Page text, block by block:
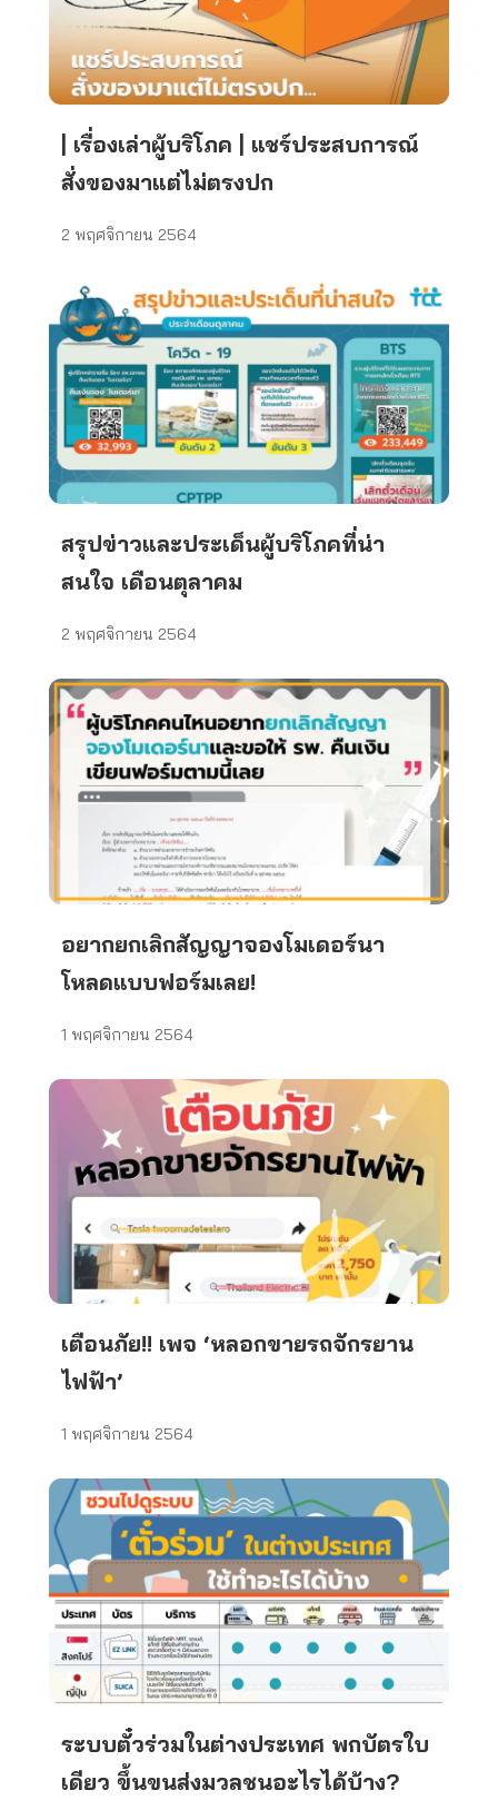
| เรื่องเล่าผู้บริโภค | แชร์ประสบการณ์
สั่งของมาแต่ไม่ตรงปก
2 พฤศจิกายน 2564
สรุปข่าวและประเด็นผู้บริโภคที่น่า
สนใจ เดือนตุลาคม
2 พฤศจิกายน 2564
อยากยกเลิกสัญญาจองโมเดอร์นา
โหลดแบบฟอร์มเลย!
1 พฤศจิกายน 2564
เตือนภัย!! เพจ ‘หลอกขายรถจักรยาน
ไฟฟ้า’
1 พฤศจิกายน 2564
ระบบตั๋วร่วมในต่างประเทศ พกบัตรใบ
เดียว ขึ้นขนส่งมวลชนอะไรได้บ้าง?